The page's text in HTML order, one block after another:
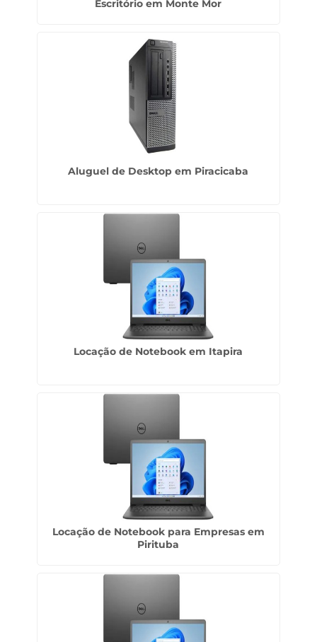
Escritório em Monte Mor
Aluguel de Desktop em Piracicaba
Locação de Notebook em Itapira
Locação de Notebook para Empresas em
Pirituba